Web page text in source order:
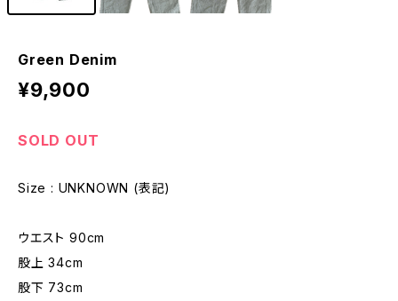
Green Denim
¥9,900
SOLD OUT
Size : UNKNOWN (表記)
ウエスト 90cm
股上 34cm
股下 73cm